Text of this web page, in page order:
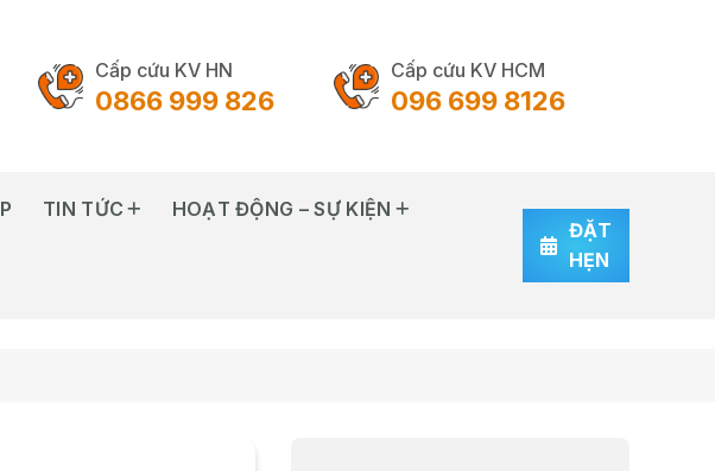
Cấp cứu KV HN
0866 999 826
Cấp cứu KV HCM
096 699 8126
TIN TỨC HOẠT ĐỘNG – SỰ KIỆN
ĐẶT
HẸN